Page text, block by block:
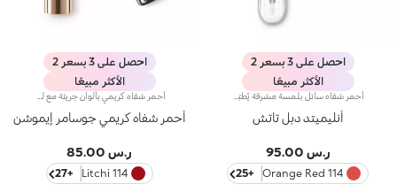
احصل على 3 بسعر 2
الأكثر مبيعًا
أنليميتد دبل تاتش
ر.س 95.00
114 Orange Red
+25
احصل على 3 بسعر 2
الأكثر مبيعًا
أحمر شفاه كريمي جوسامر إيموشن
ر.س 85.00
114 Litchi
+27